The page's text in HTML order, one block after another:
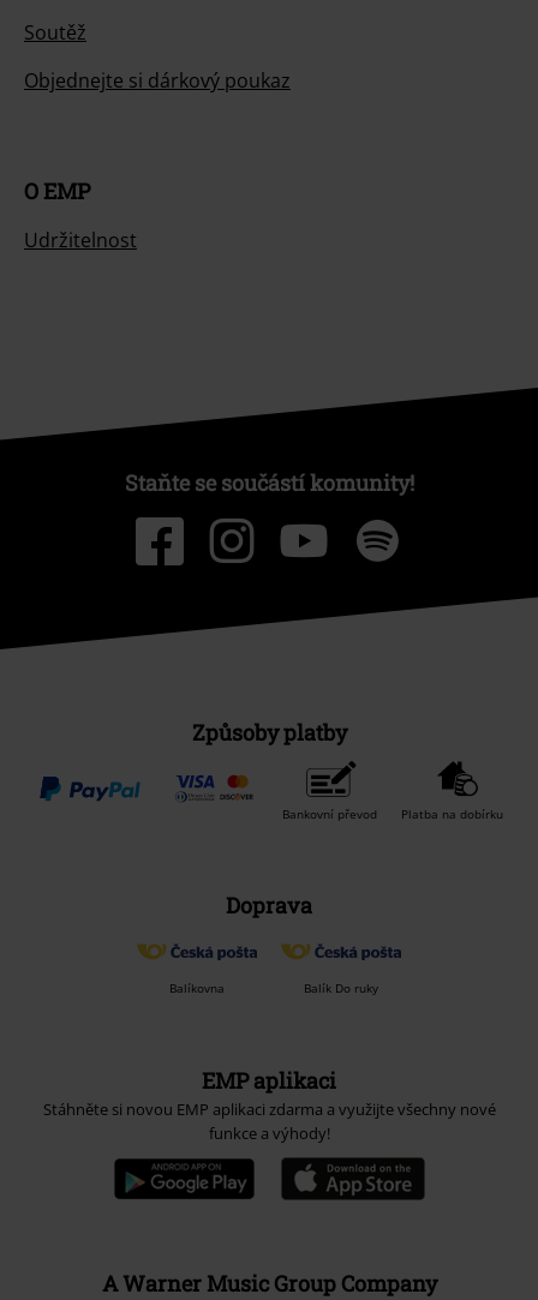
Soutěž
Objednejte si dárkový poukaz
O EMP
Udržitelnost
Staňte se součástí komunity!
Způsoby platby
Bankovní převod Platba na dobírku
Doprava
Balíkovna Balík Do ruky
EMP aplikaci
Stáhněte si novou EMP aplikaci zdarma a využijte všechny nové
funkce a výhody!
A Warner Music Group Company